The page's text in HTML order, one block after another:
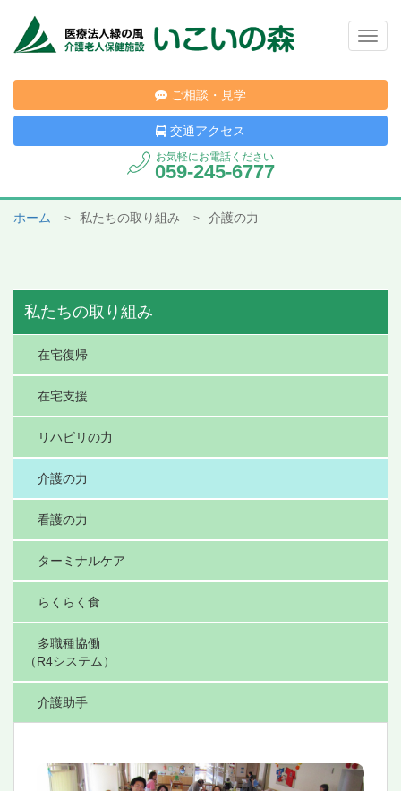
ご相談・見学
交通アクセス
お気軽にお電話ください
059-245-6777
ホーム 私たちの取り組み 介護の力
私たちの取り組み
在宅復帰
在宅支援
リハビリの力
介護の力
看護の力
ターミナルケア
らくらく食
多職種協働
（R4システム）
介護助手